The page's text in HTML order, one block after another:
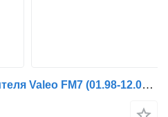
Моторчик стеклоочистителя Valeo FM7 (01.98-12.01) 404.343 для тягача Volvo FM7-FM12, FM, FMX (1998-2014)